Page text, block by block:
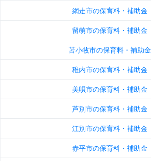
網走市の保育料・補助金
留萌市の保育料・補助金
苫小牧市の保育料・補助金
稚内市の保育料・補助金
美唄市の保育料・補助金
芦別市の保育料・補助金
江別市の保育料・補助金
赤平市の保育料・補助金